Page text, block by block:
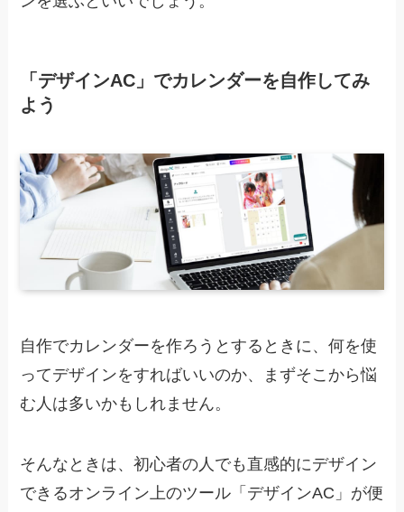
「デザインAC」でカレンダーを自作してみ
よう
自作でカレンダーを作ろうとするときに、何を使
ってデザインをすればいいのか、まずそこから悩
む人は多いかもしれません。
そんなときは、初心者の人でも直感的にデザイン
できるオンライン上のツール「デザインAC」が便